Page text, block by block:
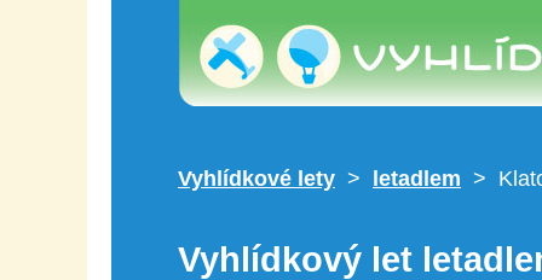
Vyhlídkové lety > letadlem >
Vyhlídkový let